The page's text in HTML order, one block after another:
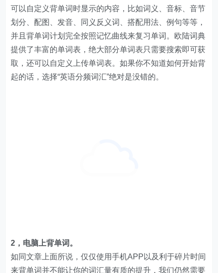
可以自定义背单词时显示的内容，比如词义、音标、音节
划分、配图、发音、同义反义词、搭配用法、例句等等，
并且背单词计划完全按照记忆曲线来复习单词。欧陆词典
提供了丰富的单词表，绝大部分单词表只需要搜索即可获
取，还可以自定义上传单词表。如果你不知道如何开始背
起的话，选择“英语分频词汇”绝对是没错的。
来背单词并不能让你的词汇量有质的提升，我们仍然需要
拿出一整块的时间来背单词。使用单词本或者在电脑上背
单词是个不错的选择。在电脑上背单词分为三种情况：背